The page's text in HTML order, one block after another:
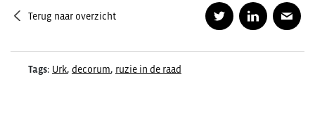
Terug naar overzicht
Tags: Urk, decorum, ruzie in de raad